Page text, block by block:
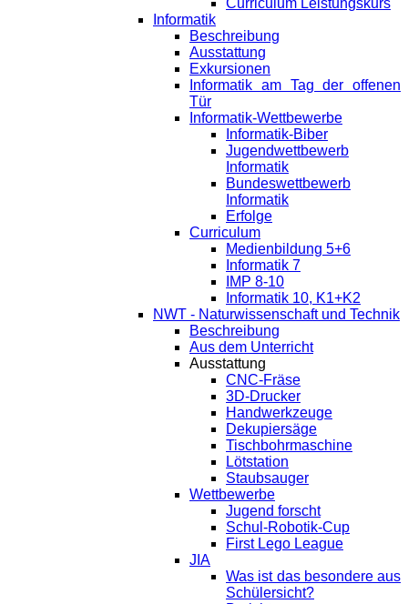
Curriculum Leistungskurs
Informatik
Beschreibung
Ausstattung
Exkursionen
Informatik am Tag der offenen
Tür
Informatik-Wettbewerbe
Informatik-Biber
Jugendwettbewerb
Informatik
Bundeswettbewerb
Informatik
Erfolge
Curriculum
Medienbildung 5+6
Informatik 7
IMP 8-10
Informatik 10, K1+K2
NWT - Naturwissenschaft und Technik
Beschreibung
Aus dem Unterricht
Ausstattung
CNC-Fräse
3D-Drucker
Handwerkzeuge
Dekupiersäge
Tischbohrmaschine
Lötstation
Staubsauger
Wettbewerbe
Jugend forscht
Schul-Robotik-Cup
First Lego League
JIA
Was ist das besondere aus
Schülersicht?